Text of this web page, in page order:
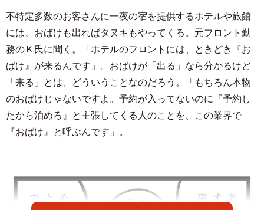
不特定多数のお客さんに一夜の宿を提供するホテルや旅館
には、おばけも出ればタヌキもやってくる。元フロント勤
務のＫ氏に聞く。「ホテルのフロントには、ときどき『お
ばけ』が来るんです」。おばけが「出る」なら分かるけど
「来る」とは、どういうことなのだろう。「もちろん本物
のおばけじゃないですよ。予約が入ってないのに『予約し
たから泊めろ』と主張してくる人のことを、この業界で
『おばけ』と呼ぶんです」。